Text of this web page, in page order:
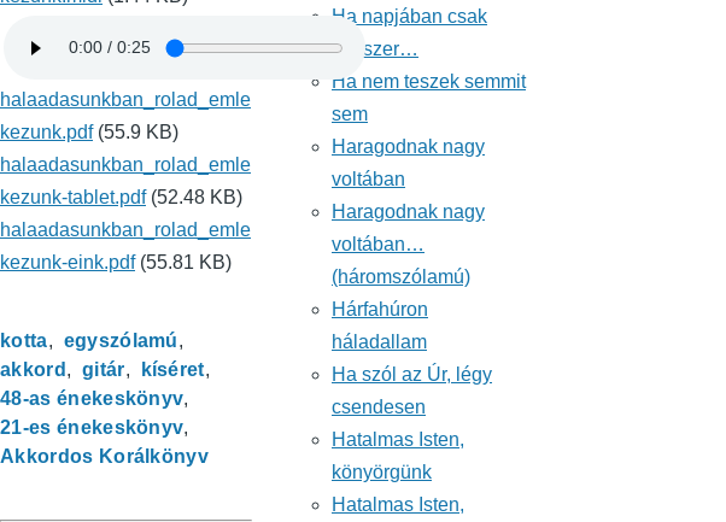
halaadasunkban_rolad_emle
kezunk.pdf (55.9 KB)
halaadasunkban_rolad_emle
kezunk-tablet.pdf (52.48 KB)
halaadasunkban_rolad_emle
kezunk-eink.pdf (55.81 KB)
kotta
egyszólamú
akkord
gitár
kíséret
48-as énekeskönyv
21-es énekeskönyv
Akkordos Korálkönyv
Ha napjában csak
egyszer…
Ha nem teszek semmit
sem
Haragodnak nagy
voltában
Haragodnak nagy
voltában…
(háromszólamú)
Hárfahúron
háladallam
Ha szól az Úr, légy
csendesen
Hatalmas Isten,
könyörgünk
Hatalmas Isten,